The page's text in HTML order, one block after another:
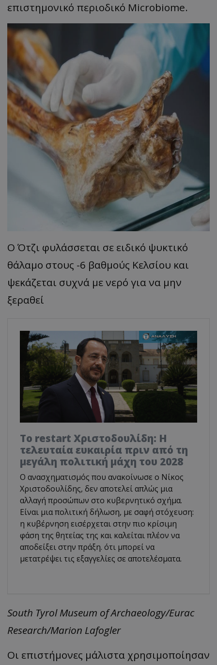
επιστημονικό περιοδικό Microbiome.
Ο Ότζι φυλάσσεται σε ειδικό ψυκτικό
θάλαμο στους -6 βαθμούς Κελσίου και
ψεκάζεται συχνά με νερό για να μην
ξεραθεί
Το restart Χριστοδουλίδη: Η
τελευταία ευκαιρία πριν από τη
μεγάλη πολιτική μάχη του 2028
Ο ανασχηματισμός που ανακοίνωσε ο Νίκος
Χριστοδουλίδης, δεν αποτελεί απλώς μια
αλλαγή προσώπων στο κυβερνητικό σχήμα.
Είναι μια πολιτική δήλωση, με σαφή στόχευση:
η κυβέρνηση εισέρχεται στην πιο κρίσιμη
φάση της θητείας της και καλείται πλέον να
αποδείξει στην πράξη. ότι μπορεί να
μετατρέψει τις εξαγγελίες σε αποτελέσματα.
South Tyrol Museum of Archaeology/Eurac
Research/Marion Lafogler
Οι επιστήμονες μάλιστα χρησιμοποίησαν